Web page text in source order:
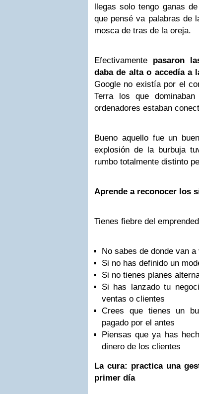
llegas solo tengo ganas
que pensé va palabras de
mosca de tras de la oreja.
Efectivamente pasaron
daba de alta o accedía a
Google no existía por el
Terra los que
ordenadores estaban
Bueno aquello fue un
explosión de la burbuja
rumbo totalmente distinto
Aprende a reconocer los
Tienes fiebre del
No sabes de donde van
Si no has definido un
Si no tienes planes
Si has lanzado tu
ventas o clientes
Crees que tienes un
pagado por el antes
Piensas que ya has
dinero de los clientes
La cura: practica una
primer día